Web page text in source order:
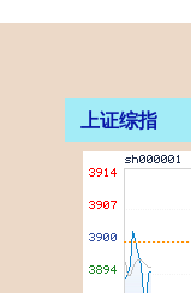
上证综指